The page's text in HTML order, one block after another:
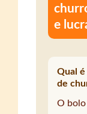
e
Qual
de
O